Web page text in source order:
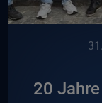
20